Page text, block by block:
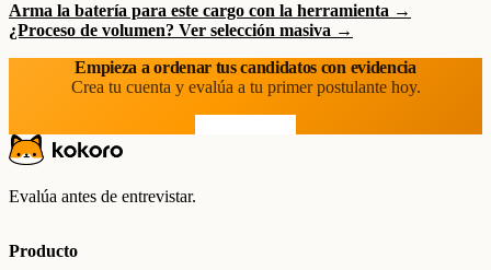
Arma la batería para este cargo con la herramienta →
¿Proceso de volumen? Ver selección masiva →
Empieza a ordenar tus candidatos con evidencia
Crea tu cuenta y evalúa a tu primer postulante hoy.
Evalúa antes de entrevistar.
Producto